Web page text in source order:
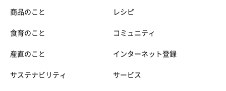
商品のこと
食育のこと
産直のこと
サステナビリティ
レシピ
コミュニティ
インターネット登録
サービス